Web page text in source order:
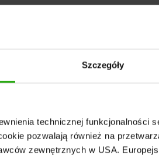
Szczegóły
technicznej funkcjonalności
pozwalają również na
zewnętrznych w USA.